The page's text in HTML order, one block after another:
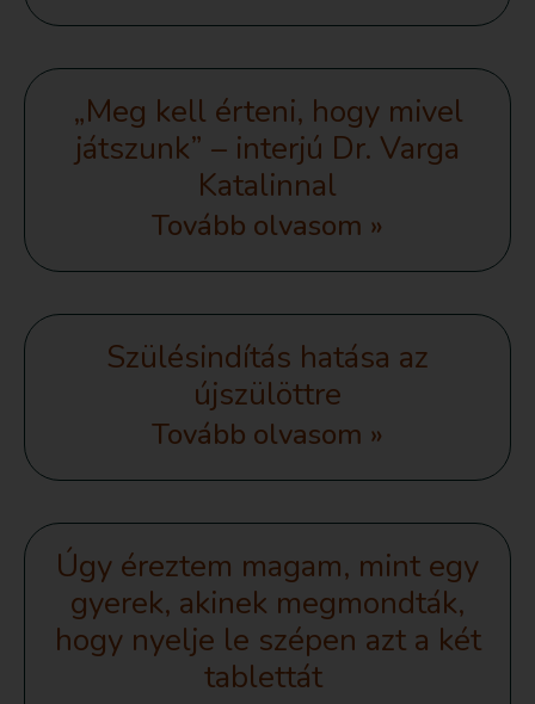
„Meg kell érteni, hogy mivel
játszunk” – interjú Dr. Varga
Katalinnal
Tovább olvasom »
Szülésindítás hatása az
újszülöttre
Tovább olvasom »
Úgy éreztem magam, mint egy
gyerek, akinek megmondták,
hogy nyelje le szépen azt a két
tablettát